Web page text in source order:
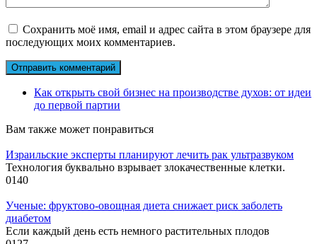
Сохранить моё имя, email и адрес сайта в этом браузере для
последующих моих комментариев.
Как открыть свой бизнес на производстве духов: от идеи
до первой партии
Вам также может понравиться
Израильские эксперты планируют лечить рак ультразвуком
Технология буквально взрывает злокачественные клетки.
0140
Ученые: фруктово-овощная диета снижает риск заболеть
диабетом
Если каждый день есть немного растительных плодов